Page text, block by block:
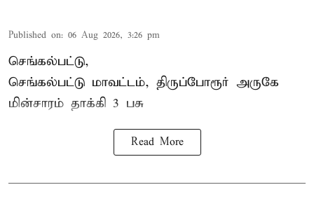
Published on: 06 Aug 2026, 3:26 pm
செங்கல்பட்டு,
செங்கல்பட்டு மாவட்டம், திருப்போரூர் அருகே
மின்சாரம் தாக்கி 3 பசு
Read More